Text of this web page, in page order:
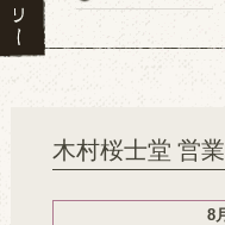
木村桜士堂 営
8